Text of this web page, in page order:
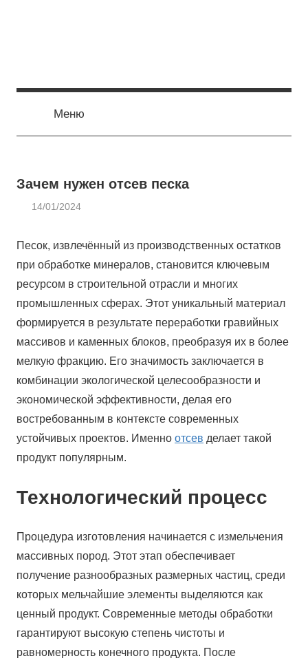
Меню
Зачем нужен отсев песка
14/01/2024
МАТЕРИАЛЫ
Песок, извлечённый из производственных остатков
при обработке минералов, становится ключевым
ресурсом в строительной отрасли и многих
промышленных сферах. Этот уникальный материал
формируется в результате переработки гравийных
массивов и каменных блоков, преобразуя их в более
мелкую фракцию. Его значимость заключается в
комбинации экологической целесообразности и
экономической эффективности, делая его
востребованным в контексте современных
устойчивых проектов. Именно отсев делает такой
продукт популярным.
Технологический процесс
Процедура изготовления начинается с измельчения
массивных пород. Этот этап обеспечивает
получение разнообразных размерных частиц, среди
которых мельчайшие элементы выделяются как
ценный продукт. Современные методы обработки
гарантируют высокую степень чистоты и
равномерность конечного продукта. После